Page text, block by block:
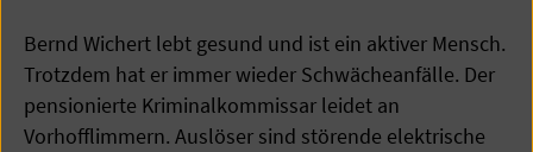
Bernd Wichert lebt gesund und ist ein aktiver Mensch.
Trotzdem hat er immer wieder Schwächeanfälle. Der
pensionierte Kriminalkommissar leidet an
Vorhofflimmern. Auslöser sind störende elektrische